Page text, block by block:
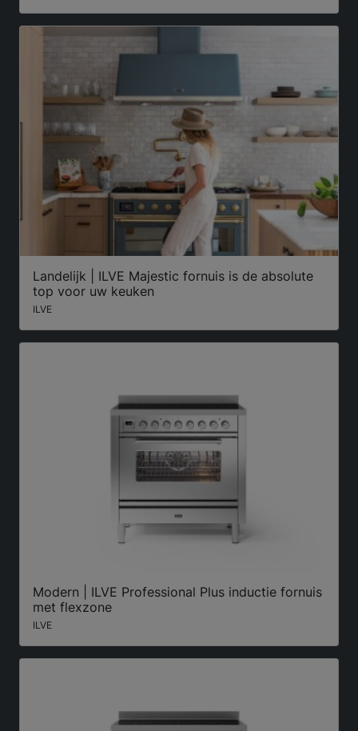
Landelijk | ILVE Majestic fornuis is de absolute
top voor uw keuken
ILVE
Modern | ILVE Professional Plus inductie fornuis
met flexzone
ILVE